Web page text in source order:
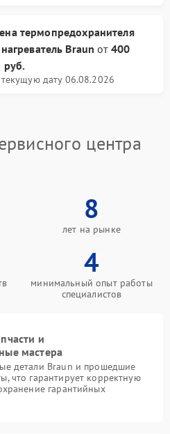
термопредохранителя
Braun от 400
руб.
дату 06.08.2026
центра
8
лет на рынке
4
минимальный опыт работы
специалистов
и
мастера
детали Braun и прошедшие
что гарантирует корректную
гарантийных